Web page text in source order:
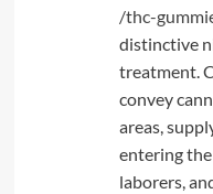
/thc-
distinctive
treatment.
convey
areas,
entering
laborers,